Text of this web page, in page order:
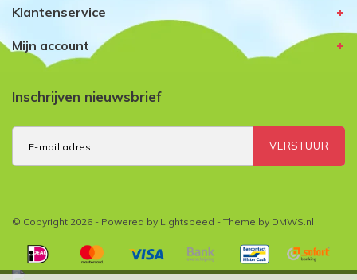
Klantenservice
Mijn account
Inschrijven nieuwsbrief
VERSTUUR
© Copyright 2026 - Powered by Lightspeed - Theme by DMWS.nl